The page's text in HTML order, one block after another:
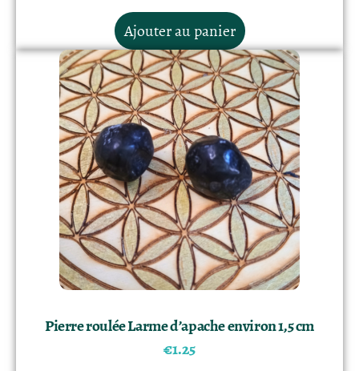
Ajouter au panier
Pierre roulée Larme d’apache environ 1,5 cm
€1.25